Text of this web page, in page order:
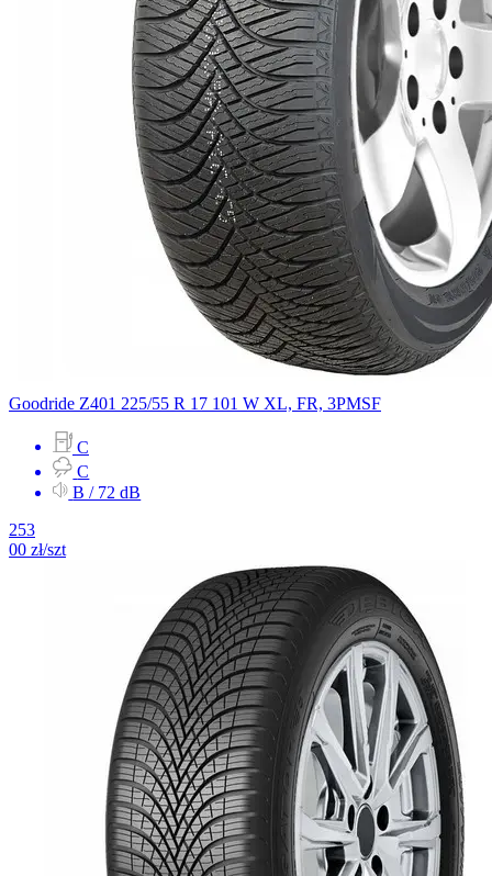
Goodride Z401 225/55 R 17 101 W XL, FR, 3PMSF
C
C
B / 72 dB
253
00 zł/szt